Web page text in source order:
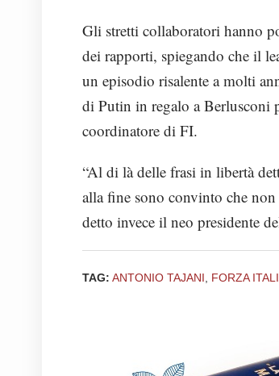
Gli stretti collaboratori hanno
dei rapporti, spiegando che il
un episodio risalente a molti
di Putin in regalo a Berlusconi
coordinatore di FI.
“Al di là delle frasi in libertà
alla fine sono convinto che
detto invece il neo presidente
TAG: ANTONIO TAJANI FORZA